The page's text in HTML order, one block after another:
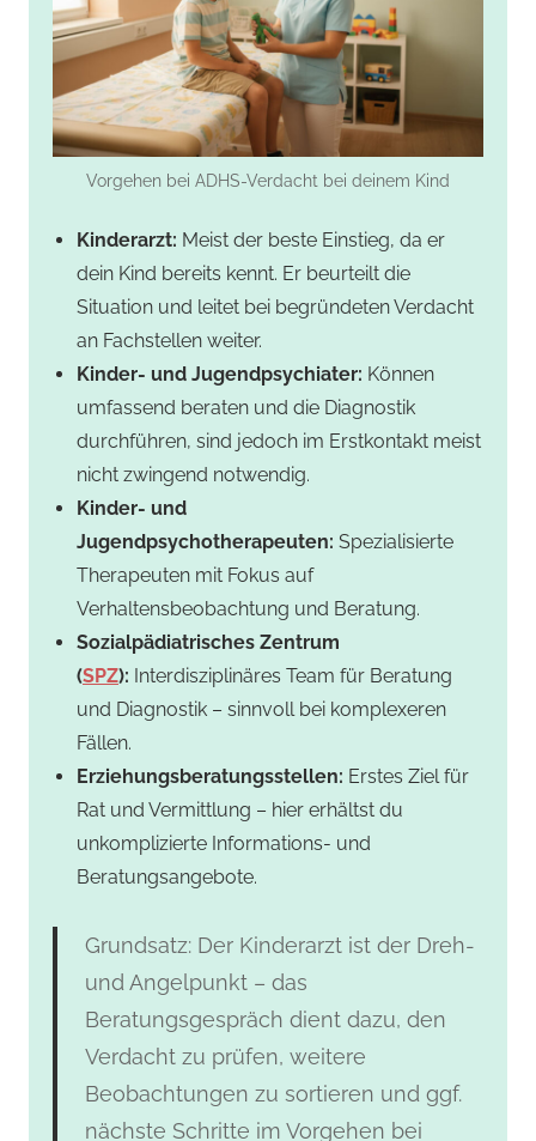
Vorgehen bei ADHS-Verdacht bei deinem Kind
Kinderarzt: Meist der beste Einstieg, da er
dein Kind bereits kennt. Er beurteilt die
Situation und leitet bei begründeten Verdacht
an Fachstellen weiter.
Kinder- und Jugendpsychiater: Können
umfassend beraten und die Diagnostik
durchführen, sind jedoch im Erstkontakt meist
nicht zwingend notwendig.
Kinder- und
Jugendpsychotherapeuten: Spezialisierte
Therapeuten mit Fokus auf
Verhaltensbeobachtung und Beratung.
Sozialpädiatrisches Zentrum
(SPZ): Interdisziplinäres Team für Beratung
und Diagnostik – sinnvoll bei komplexeren
Fällen.
Erziehungsberatungsstellen: Erstes Ziel für
Rat und Vermittlung – hier erhältst du
unkomplizierte Informations- und
Beratungsangebote.
Grundsatz: Der Kinderarzt ist der Dreh-
und Angelpunkt – das
Beratungsgespräch dient dazu, den
Verdacht zu prüfen, weitere
Beobachtungen zu sortieren und ggf.
nächste Schritte im Vorgehen bei